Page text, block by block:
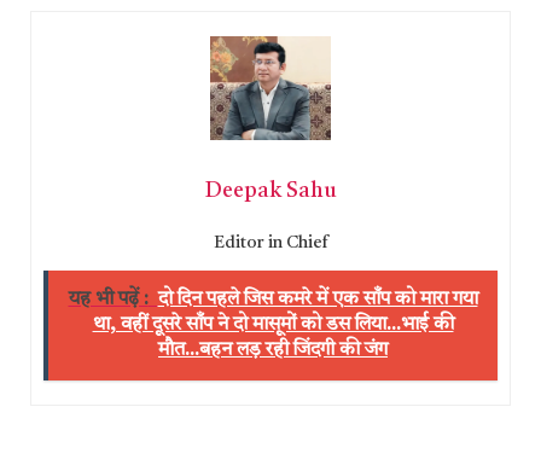
Deepak Sahu
Editor in Chief
यह भी पढ़ें : दो दिन पहले जिस कमरे में एक साँप को मारा गया
था, वहीं दूसरे साँप ने दो मासूमों को डस लिया...भाई की
मौत...बहन लड़ रही जिंदगी की जंग